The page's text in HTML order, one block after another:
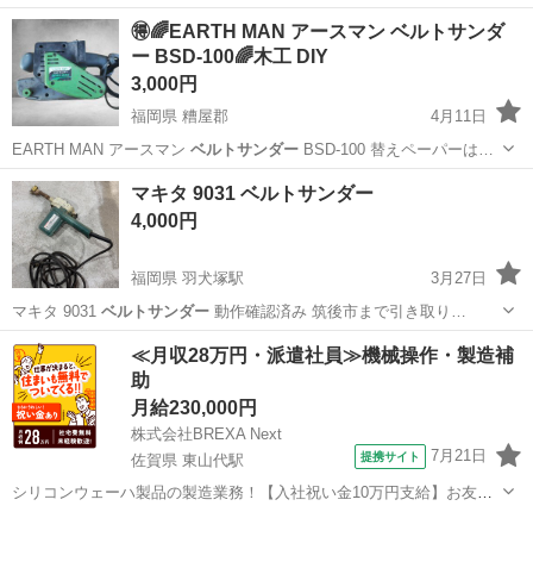
しています。 低重心設計: 狭い場所にも届きやすく、安定した操作が
可能です。 ツールレス・ベルト交換: 工具を使わずに、レバー操作だ
けで簡単にサン...
沖縄 うるま市
🉐🌈EARTH MAN アースマン ベルトサンダ
ー BSD-100🌈木工 DIY
3,000円
福岡県 糟屋郡
4月11日
EARTH MAN アースマン ベルトサンダーBSD-100 替えペーパーは…
福岡 糟屋郡 その他 ベルトサンダー
マキタ 9031 ベルトサンダー
4,000円
福岡県 羽犬塚駅
3月27日
マキタ 9031 ベルトサンダー動作確認済み 筑後市まで引き取り…
福岡 筑後市 羽犬塚駅 その他 ベルトサンダー
≪月収28万円・派遣社員≫機械操作・製造補
助
月給230,000円
株式会社BREXA Next
佐賀県 東山代駅
提携サイト 7月21日
シリコンウェーハ製品の製造業務！【入社祝い金10万円支給】お友達